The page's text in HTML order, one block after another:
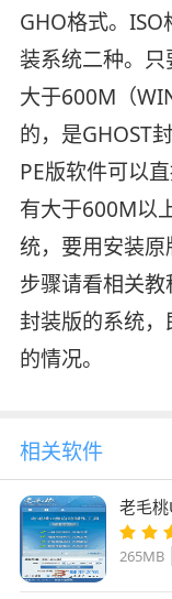
GHO格式。
装系统二种。
大于600M（
的，是GHOST
PE版软件可以
有大于600M以
统，要用安装
步骤请看相关
封装版的系统
的情况。
相关软件
老毛
支持
265MB